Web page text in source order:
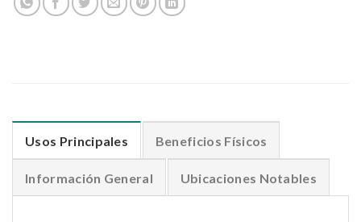
Usos Principales Beneficios Físicos
Información General Ubicaciones Notables